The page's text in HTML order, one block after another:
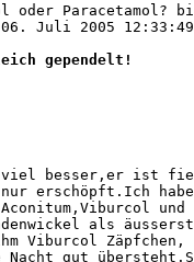
oder Paracetamol?
06. Juli 2005
gependelt!
viel besser,er ist
erschöpft.Ich
und
als
Viburcol
Nacht gut